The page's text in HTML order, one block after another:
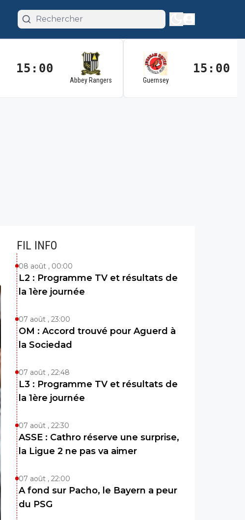
15:00
Abbey Rangers Guernsey
15:00
FIL INFO
08 août , 00:00
L2 : Programme TV et résultats de
la 1ère journée
07 août , 23:00
OM : Accord trouvé pour Aguerd à
la Sociedad
07 août , 22:48
L3 : Programme TV et résultats de
la 1ère journée
07 août , 22:30
ASSE : Cathro réserve une surprise,
la Ligue 2 ne pas va aimer
07 août , 22:00
A fond sur Pacho, le Bayern a peur
du PSG